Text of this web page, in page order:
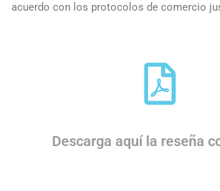
acuerdo con los protocolos de comercio
Descarga aquí la reseña